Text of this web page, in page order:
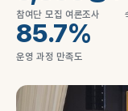
참여단 모집 여론조사
85.7%
운영 과정 만족도